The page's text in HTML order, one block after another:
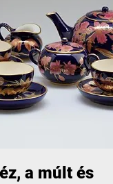
a múlt és